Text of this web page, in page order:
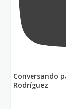
Conversando
Rodríguez